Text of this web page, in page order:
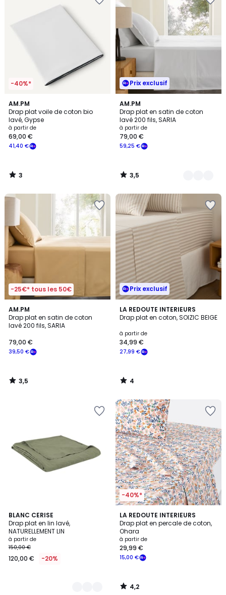
-40%*
AM.PM
Drap plat voile de coton bio
lavé, Gypse
à partir de
41,40 €
69,00 €
3
/
5
3
/
Prix exclusif
AM.PM
Drap plat en satin de coton
lavé 200 fils, SARIA
à partir de
59,25 €
79,00 €
3,5
/ 5
9
Couleurs
3,5
/
-25€* tous les 50€
AM.PM
Drap plat en satin de coton
lavé 200 fils, SARIA
39,50 €
79,00 €
3,5
/ 5
3,5
/
Prix exclusif
LA REDOUTE INTERIEURS
Drap plat en coton, SOIZIC BEIGE
à partir de
27,99 €
34,99 €
4
/
4
/
BLANC CERISE
Drap plat en lin lavé,
NATURELLEMENT LIN
à partir de
150,00 €
120,00 € -20%
4
Couleurs
-40%*
LA REDOUTE INTERIEURS
Drap plat en percale de coton,
Ohara
à partir de
15,00 €
29,99 €
4,2
/ 5
4,2
/